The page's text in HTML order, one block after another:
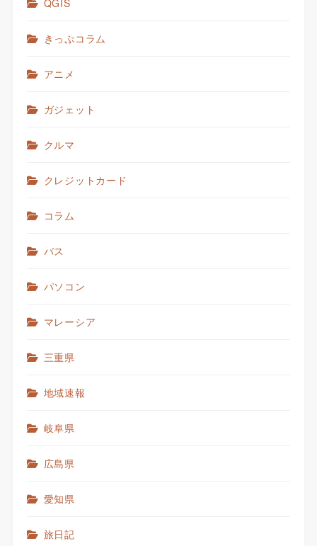
きっぷコラム
アニメ
ガジェット
クルマ
クレジットカード
コラム
バス
パソコン
マレーシア
三重県
地域速報
岐阜県
広島県
愛知県
旅日記